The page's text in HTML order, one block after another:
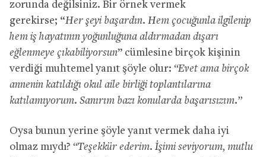
zorunda değilsiniz. Bir örnek vermek
gerekirse; “Her şeyi başardın. Hem çocuğunla ilgilenip
hem iş hayatının yoğunluğuna aldırmadan dışarı
eğlenmeye çıkabiliyorsun” cümlesine birçok kişinin
verdiği muhtemel yanıt şöyle olur: “Evet ama birçok
annenin katıldığı okul aile birliği toplantılarına
katılamıyorum. Sanırım bazı konularda başarısızım.”
Oysa bunun yerine şöyle yanıt vermek daha iyi
olmaz mıydı? “Teşekkür ederim. İşimi seviyorum, mutlu